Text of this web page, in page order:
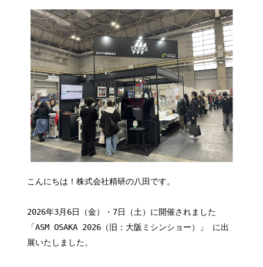
こんにちは！株式会社精研の八田です。
2026年3月6日（金）・7日（土）に開催されました
「ASM OSAKA 2026（旧：大阪ミシンショー）」 に出
展いたしました。